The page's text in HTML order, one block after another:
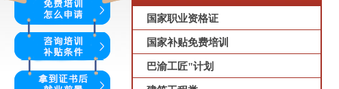
国家职业资格证
国家补贴免费培训
巴渝工匠"计划